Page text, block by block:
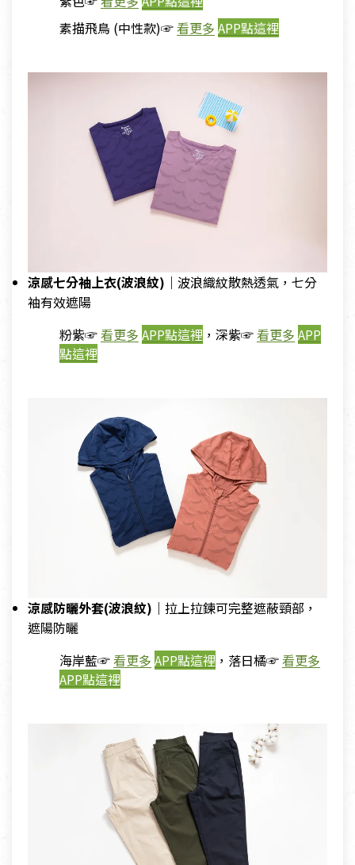
素描飛鳥 (中性款)☞看更多 APP點這裡
涼感七分袖上衣(波浪紋)｜ 波浪織紋散熱透氣，七分
袖有效遮陽
粉紫☞看更多 APP點這裡 ，深紫☞看更多 APP
點這裡
涼感防曬外套(波浪紋)｜ 拉上拉鍊可完整遮蔽頸部，
遮陽防曬
海岸藍☞看更多 APP點這裡 ，落日橘☞看更多
APP點這裡